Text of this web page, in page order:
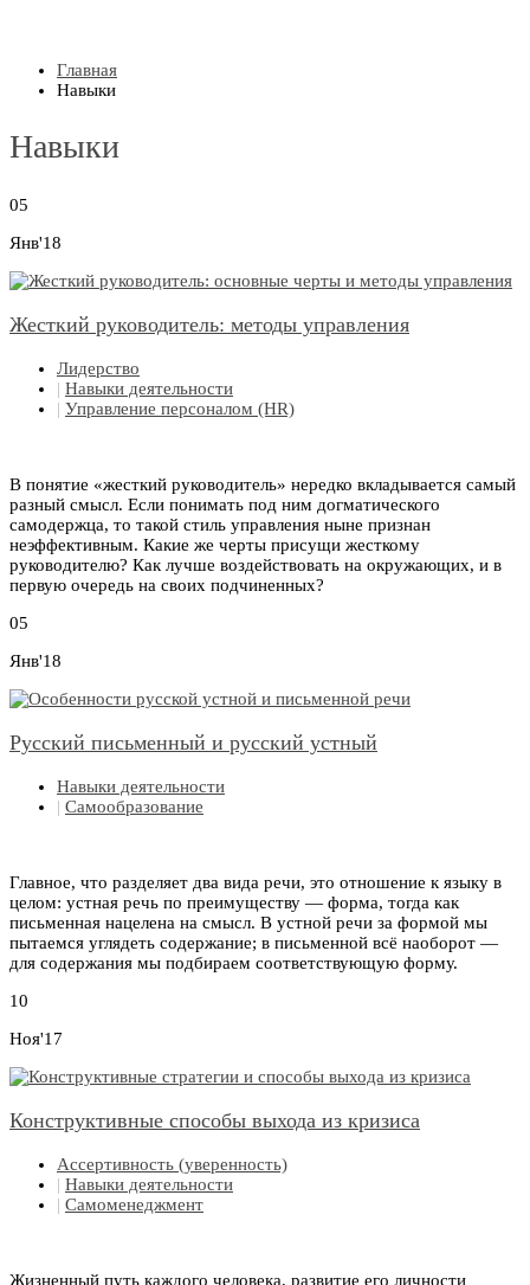
Главная
Навыки
Навыки
05
Янв'18
Жесткий руководитель: методы управления
Лидерство
| Навыки деятельности
| Управление персоналом (HR)
В понятие «жесткий руководитель» нередко вкладывается самый
разный смысл. Если понимать под ним догматического
самодержца, то такой стиль управления ныне признан
неэффективным. Какие же черты присущи жесткому
руководителю? Как лучше воздействовать на окружающих, и в
первую очередь на своих подчиненных?
05
Янв'18
Русский письменный и русский устный
Навыки деятельности
| Самообразование
Главное, что разделяет два вида речи, это отношение к языку в
целом: устная речь по преимуществу — форма, тогда как
письменная нацелена на смысл. В устной речи за формой мы
пытаемся углядеть содержание; в письменной всё наоборот —
для содержания мы подбираем соответствующую форму.
10
Ноя'17
Конструктивные способы выхода из кризиса
Ассертивность (уверенность)
| Навыки деятельности
| Самоменеджмент
Жизненный путь каждого человека, развитие его личности